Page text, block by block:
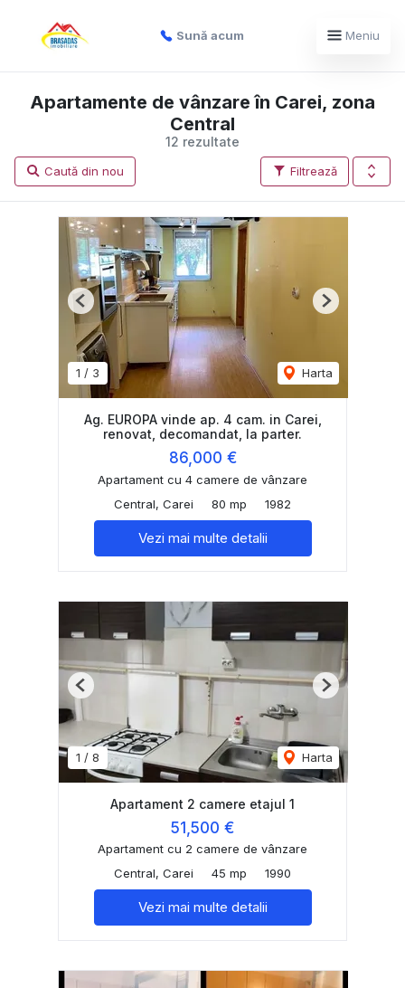
Sună acum Meniu
12 rezultate
Apartamente de vânzare în Carei, zona
Central
Filtrează
Caută din nou
1 / 3 Harta
Previous Next
Ag. EUROPA vinde ap. 4 cam. in Carei,
renovat, decomandat, la parter.
86,000 €
Apartament cu 4 camere de vânzare
Central, Carei
80 mp 1982
Vezi mai multe detalii
1 / 8 Harta
Previous Next
Apartament 2 camere etajul 1
51,500 €
Apartament cu 2 camere de vânzare
Central, Carei
45 mp 1990
Vezi mai multe detalii